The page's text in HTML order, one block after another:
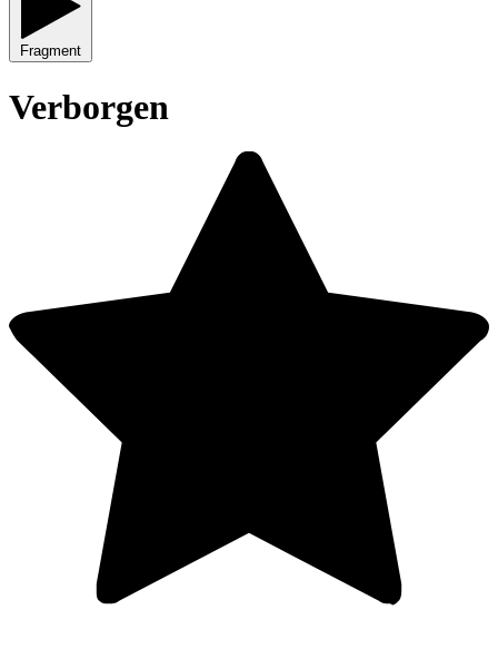
Fragment
Verborgen